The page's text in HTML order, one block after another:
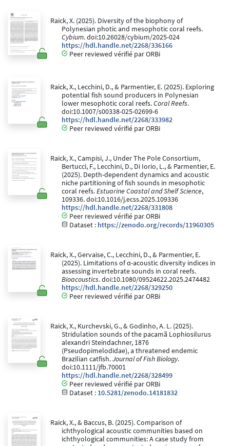
Raick, X. (2025). Diversity of the biophony of
Polynesian photic and mesophotic coral reefs.
Cybium. doi:10.26028/cybium/2025-024
https://hdl.handle.net/2268/336166
Peer reviewed vérifié par ORBi
Raick, X., Lecchini, D., & Parmentier, E. (2025). Exploring
potential fish sound producers in Polynesian
lower mesophotic coral reefs.Coral Reefs.
doi:10.1007/s00338-025-02699-6
https://hdl.handle.net/2268/333982
Peer reviewed vérifié par ORBi
Raick, X., Campisi, J., Under The Pole Consortium,
Bertucci, F., Lecchini, D., Di Iorio, L., & Parmentier, E.
(2025). Depth-dependent dynamics and acoustic
niche partitioning of fish sounds in mesophotic
coral reefs.Estuarine Coastal and Shelf Science,
109336. doi:10.1016/j.ecss.2025.109336
https://hdl.handle.net/2268/331808
Peer reviewed vérifié par ORBi
Dataset : https://zenodo.org/records/11960305
Raick, X., Gervaise, C., Lecchini, D., & Parmentier, E.
(2025). Limitations of α-acoustic diversity indices in
assessing invertebrate sounds in coral reefs.
Bioacoustics. doi:10.1080/09524622.2025.2474482
https://hdl.handle.net/2268/329250
Peer reviewed vérifié par ORBi
Raick, X., Kurchevski, G., & Godinho, A. L. (2025).
Stridulation sounds of the pacamã Lophiosilurus
alexandri Steindachner, 1876
(Pseudopimelodidae), a threatened endemic
Brazilian catfish.Journal of Fish Biology.
doi:10.1111/jfb.70001
https://hdl.handle.net/2268/328499
Peer reviewed vérifié par ORBi
Dataset : 10.5281/zenodo.14181832
Raick, X., & Baccus, B. (2025). Comparison of
ichthyological acoustic communities based on
ichthyological communities: A case study from